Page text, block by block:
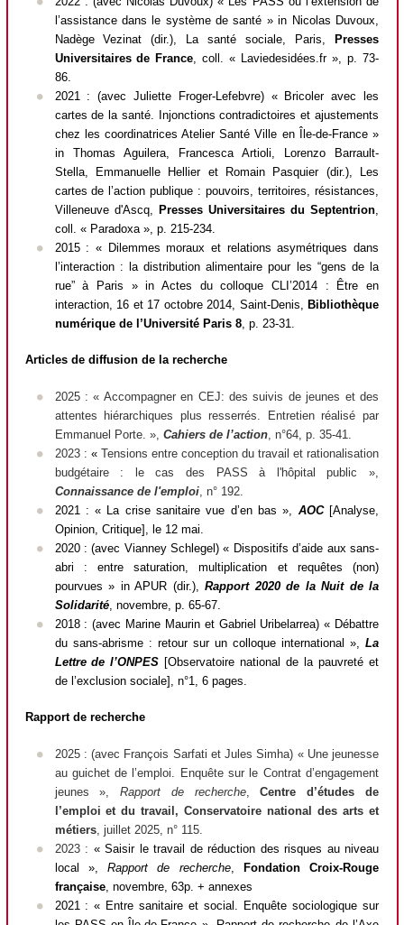
l’assistance dans le système de santé »in Nicolas Duvoux,
Nadège Vezinat (dir.),
La santé sociale , Paris,
Presses
Universitaires de France , coll. « Laviedesidées.fr », p. 73-
86.
2021 : (avec Juliette Froger-Lefebvre) « Bricoler avec les
cartes de la santé. Injonctions contradictoires et ajustements
chez les coordinatrices Atelier Santé Ville en Île-de-France »
inThomas Aguilera, Francesca Artioli, Lorenzo Barrault-
Stella, Emmanuelle Hellier et Romain Pasquier (dir.),
Les
cartes de l’action publique : pouvoirs, territoires, résistances,
Villeneuve d'Ascq,
Presses Universitaires du Septentrion
coll. « Paradoxa », p. 215-234.
2015 : « Dilemmes moraux et relations asymétriques dans
l’interaction : la distribution alimentaire pour les “gens de la
rue” à Paris » in Actes du colloque CLI’2014 : Être en
interaction, 16 et 17 octobre 2014 , Saint-Denis,
Bibliothèque
numérique de l’Université Paris 8, p. 23-31.
Articles de diffusion de la recherche
2025 : « Accompagner en CEJ: des suivis de jeunes et des
attentes hiérarchiques plus resserrés. Entretien réalisé par
Emmanuel Porte. », Cahiers de l’action, n°64, p. 35-41.
2023 : « Tensions entre conception du travail et rationalisation
budgétaire : le cas des PASS à l'hôpital public »,
Connaissance de l'emploi, n° 192.
2021 : « La crise sanitaire vue d’en bas », AOC[Analyse,
Opinion, Critique] , le 12 mai.
2020 : (avec Vianney Schlegel) « Dispositifs d’aide aux sans-
abri : entre saturation, multiplication et requêtes (non)
pourvues » inAPUR (dir.), Rapport 2020 de la Nuit de la
Solidarité, novembre, p. 65-67.
2018 : (avec Marine Maurin et Gabriel Uribelarrea) « Débattre
du sans-abrisme : retour sur un colloque international », La
Lettre de l’ONPES [Observatoire national de la pauvreté et
de l’exclusion sociale] , n°1, 6 pages.
Rapport de recherche
2025 : (avec François Sarfati et Jules Simha) « Une jeunesse
au guichet de l’emploi. Enquête sur le Contrat d’engagement
jeunes »,Rapport de recherche,Centre d’études de
l’emploi et du travail, Conservatoire national des arts et
métiers, juillet 2025, n° 115.
2023 : « Saisir le travail de réduction des risques au niveau
local », Rapport de recherche,
Fondation Croix-Rouge
française, novembre, 63p. + annexes
2021 : « Entre sanitaire et social. Enquête sociologique sur